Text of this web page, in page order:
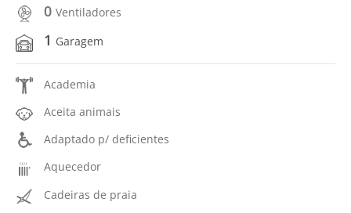
0 Ventiladores
1 Garagem
Academia
Aceita animais
Adaptado p/ deficientes
Aquecedor
Cadeiras de praia